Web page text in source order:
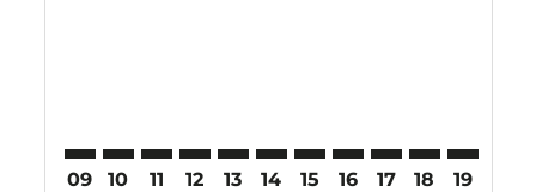
09 10 11 12 13 14 15 16 17 18 19